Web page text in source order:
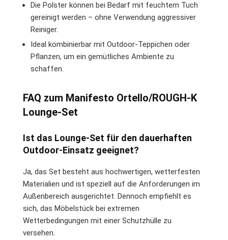
Die Polster können bei Bedarf mit feuchtem Tuch
gereinigt werden – ohne Verwendung aggressiver
Reiniger.
Ideal kombinierbar mit Outdoor-Teppichen oder
Pflanzen, um ein gemütliches Ambiente zu
schaffen.
FAQ zum Manifesto Ortello/ROUGH-K
Lounge-Set
Ist das Lounge-Set für den dauerhaften
Outdoor-Einsatz geeignet?
Ja, das Set besteht aus hochwertigen, wetterfesten
Materialien und ist speziell auf die Anforderungen im
Außenbereich ausgerichtet. Dennoch empfiehlt es
sich, das Möbelstück bei extremen
Wetterbedingungen mit einer Schutzhülle zu
versehen.